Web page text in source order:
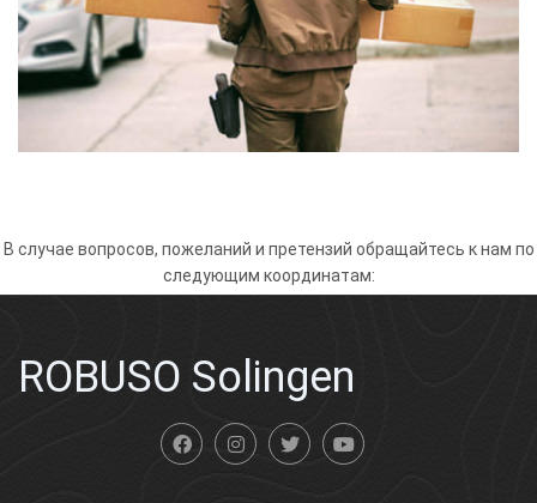
В случае вопросов, пожеланий и претензий обращайтесь к нам по
следующим координатам:
ROBUSO Solingen